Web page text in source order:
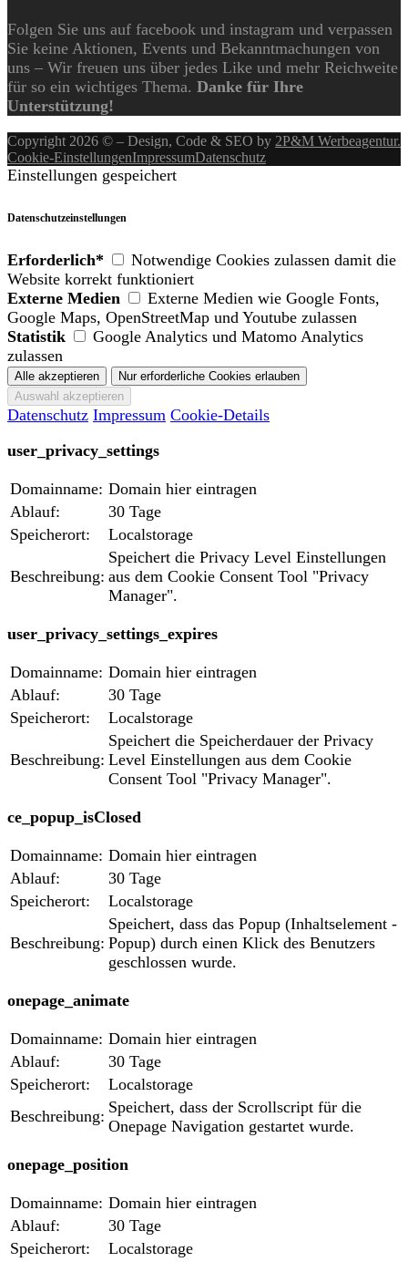
Folgen Sie uns auf facebook und instagram und verpassen
Sie keine Aktionen, Events und Bekanntmachungen von
uns – Wir freuen uns über jedes Like und mehr Reichweite
für so ein wichtiges Thema. Danke für Ihre
Unterstützung!
Copyright 2026 © – Design, Code & SEO by 2P&M Werbeagentur.
Cookie-EinstellungenImpressumDatenschutz
Einstellungen gespeichert
Datenschutzeinstellungen
Erforderlich*
Notwendige Cookies zulassen damit die
Website korrekt funktioniert
Externe Medien
Externe Medien wie Google Fonts,
Google Maps, OpenStreetMap und Youtube zulassen
Statistik
Google Analytics und Matomo Analytics
zulassen
Datenschutz Impressum Cookie-Details
user_privacy_settings
Domainname: Domain hier eintragen
Ablauf:
30 Tage
Speicherort:
Localstorage
Beschreibung:
Speichert die Privacy Level Einstellungen
aus dem Cookie Consent Tool "Privacy
Manager".
user_privacy_settings_expires
Domainname: Domain hier eintragen
Ablauf:
30 Tage
Speicherort:
Localstorage
Beschreibung:
Speichert die Speicherdauer der Privacy
Level Einstellungen aus dem Cookie
Consent Tool "Privacy Manager".
ce_popup_isClosed
Domainname: Domain hier eintragen
Ablauf:
30 Tage
Speicherort:
Localstorage
Beschreibung:
Speichert, dass das Popup (Inhaltselement -
Popup) durch einen Klick des Benutzers
geschlossen wurde.
onepage_animate
Domainname: Domain hier eintragen
Ablauf:
30 Tage
Speicherort:
Localstorage
Beschreibung: Speichert, dass der Scrollscript für die
Onepage Navigation gestartet wurde.
onepage_position
Domainname: Domain hier eintragen
Ablauf:
30 Tage
Speicherort:
Localstorage